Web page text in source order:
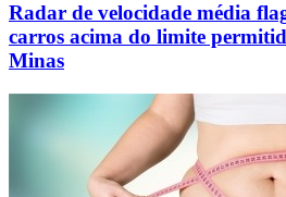
Radar de velocidade média
carros acima do limite
Minas